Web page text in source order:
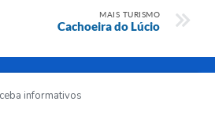
MAIS TURISMO
Cachoeira do Lúcio
informativos